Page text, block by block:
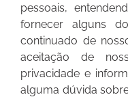
pessoais,
fornecer alguns
continuado de
aceitação de
privacidade e
alguma dúvida